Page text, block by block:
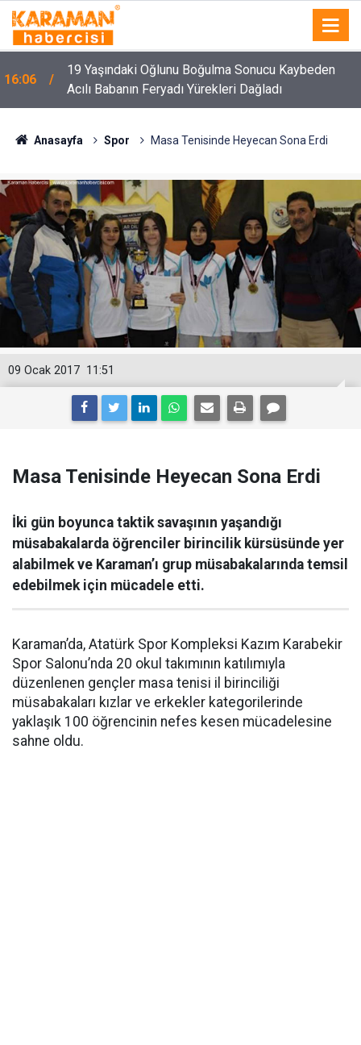
16:06
19 Yaşındaki Oğlunu Boğulma Sonucu Kaybeden
Acılı Babanın Feryadı Yürekleri Dağladı
Anasayfa Spor Masa Tenisinde Heyecan Sona Erdi
11:51
09 Ocak 2017
Masa Tenisinde Heyecan Sona Erdi
İki gün boyunca taktik savaşının yaşandığı
müsabakalarda öğrenciler birincilik kürsüsünde yer
alabilmek ve Karaman’ı grup müsabakalarında temsil
edebilmek için mücadele etti.
Karaman’da, Atatürk Spor Kompleksi Kazım Karabekir
Spor Salonu’nda 20 okul takımının katılımıyla
düzenlenen gençler masa tenisi il birinciliği
müsabakaları kızlar ve erkekler kategorilerinde
yaklaşık 100 öğrencinin nefes kesen mücadelesine
sahne oldu.